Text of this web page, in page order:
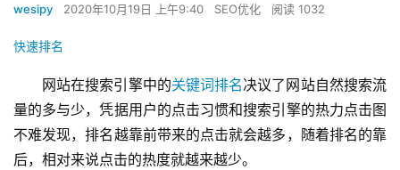
wesipy 2020年10月19日 上午9:40 SEO优化 阅读 1032
快速排名
网站在搜索引擎中的关键词排名决议了网站自然搜索流
量的多与少，凭据用户的点击习惯和搜索引擎的热力点击图
不难发现，排名越靠前带来的点击就会越多，随着排名的靠
后，相对来说点击的热度就越来越少。